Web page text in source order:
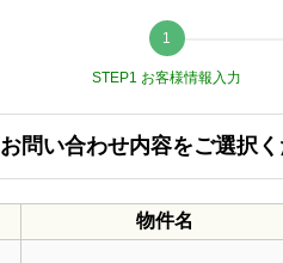
STEP1 お客様情報入力
お問い合わせ内容をご選択
物件名